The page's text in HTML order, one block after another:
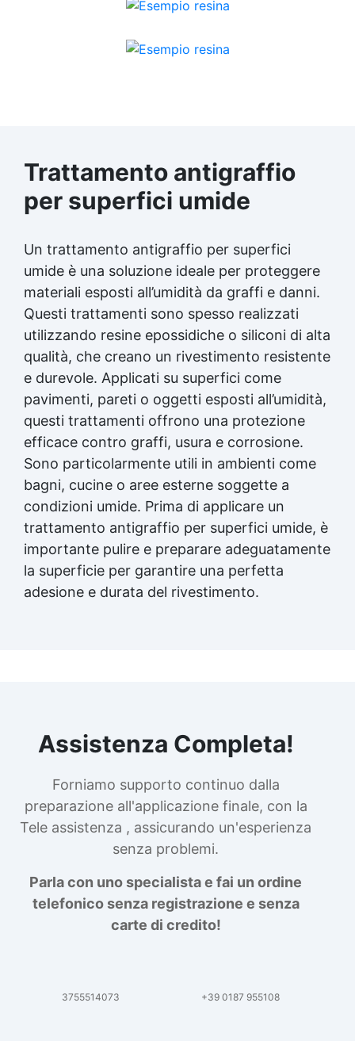
Trattamento antigraffio
per superfici umide
Un trattamento antigraffio per superfici
umide è una soluzione ideale per proteggere
materiali esposti all’umidità da graffi e danni.
Questi trattamenti sono spesso realizzati
utilizzando resine epossidiche o siliconi di alta
qualità, che creano un rivestimento resistente
e durevole. Applicati su superfici come
pavimenti, pareti o oggetti esposti all’umidità,
questi trattamenti offrono una protezione
efficace contro graffi, usura e corrosione.
Sono particolarmente utili in ambienti come
bagni, cucine o aree esterne soggette a
condizioni umide. Prima di applicare un
trattamento antigraffio per superfici umide, è
importante pulire e preparare adeguatamente
la superficie per garantire una perfetta
adesione e durata del rivestimento.
Assistenza Completa!
Forniamo supporto continuo dalla
preparazione all'applicazione finale, con la
Tele assistenza , assicurando un'esperienza
senza problemi.
Parla con uno specialista e fai un ordine
telefonico senza registrazione e senza
carte di credito!
3755514073 +39 0187 955108